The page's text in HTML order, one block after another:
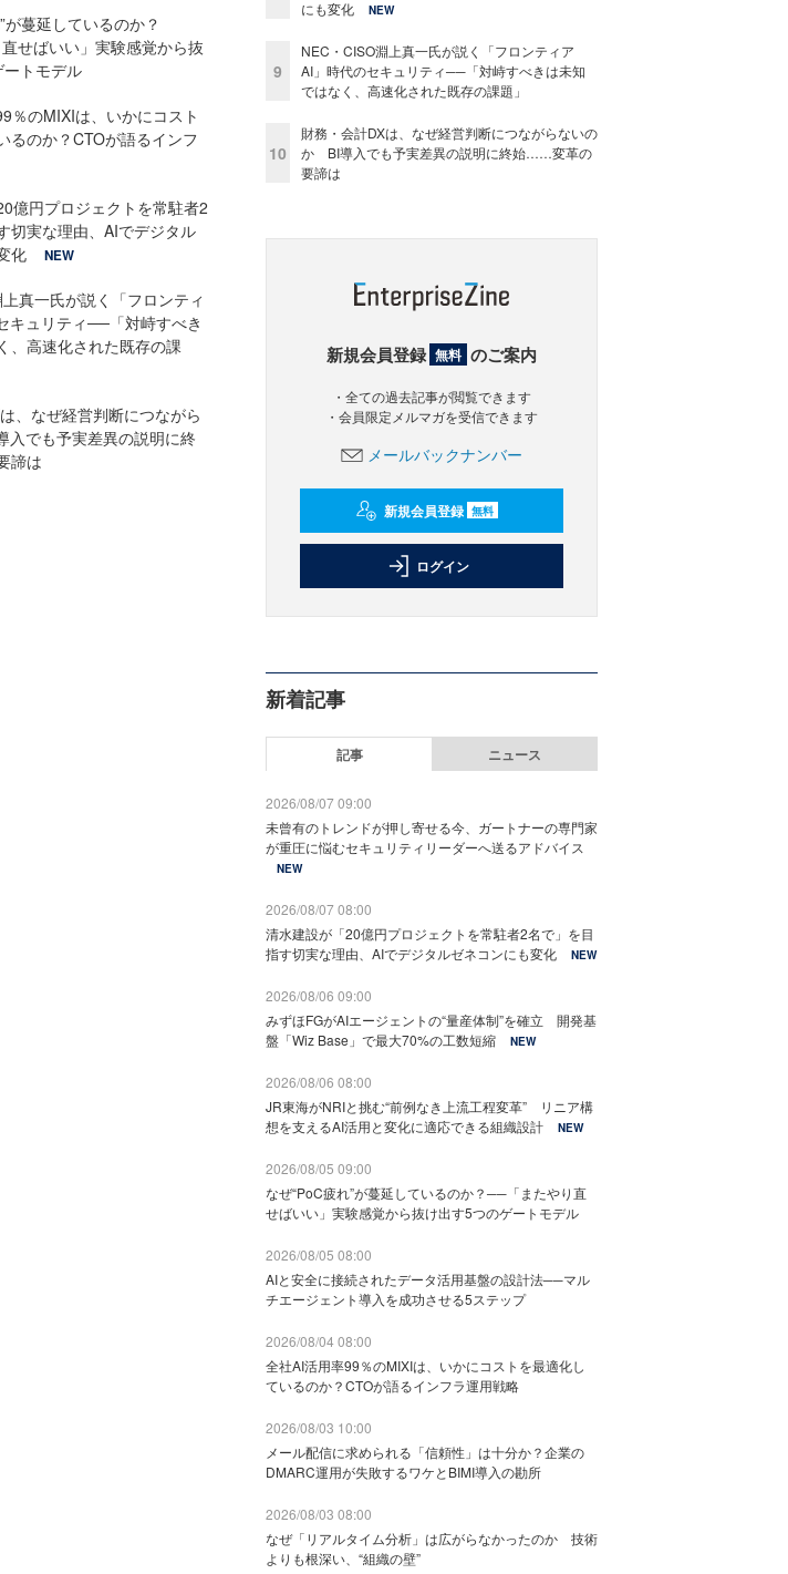
が蔓延しているのか？
せばいい」実験感覚から抜
トモデル
％のMIXIは、いかにコスト
るのか？CTOが語るインフ
億円プロジェクトを常駐者2
切実な理由、AIでデジタル
化
NEW
真一氏が説く「フロンティ
キュリティ──「対峙すべき
、高速化された既存の課
、なぜ経営判断につながら
でも予実差異の説明に終
諦は
にも変化
NEW
9
NEC・CISO淵上真一氏が説く「フロンティア
AI」時代のセキュリティ──「対峙すべきは未知
ではなく、高速化された既存の課題」
10
財務・会計DXは、なぜ経営判断につながらないの
か BI導入でも予実差異の説明に終始……変革の
要諦は
新規会員登録 無料 のご案内
・全ての過去記事が閲覧できます
・会員限定メルマガを受信できます
メールバックナンバー
新規会員登録 無料
ログイン
新着記事
記事 ニュース
2026/08/07 09:00
未曾有のトレンドが押し寄せる今、ガートナーの専門家
が重圧に悩むセキュリティリーダーへ送るアドバイス
NEW
2026/08/07 08:00
清水建設が「20億円プロジェクトを常駐者2名で」を目
指す切実な理由、AIでデジタルゼネコンにも変化
NEW
2026/08/06 09:00
みずほFGがAIエージェントの“量産体制”を確立 開発基
盤「Wiz Base」で最大70%の工数短縮
NEW
2026/08/06 08:00
JR東海がNRIと挑む“前例なき上流工程変革” リニア構
想を支えるAI活用と変化に適応できる組織設計
NEW
2026/08/05 09:00
なぜ“PoC疲れ”が蔓延しているのか？──「またやり直
せばいい」実験感覚から抜け出す5つのゲートモデル
2026/08/05 08:00
AIと安全に接続されたデータ活用基盤の設計法──マル
チエージェント導入を成功させる5ステップ
2026/08/04 08:00
全社AI活用率99％のMIXIは、いかにコストを最適化し
ているのか？CTOが語るインフラ運用戦略
2026/08/03 10:00
メール配信に求められる「信頼性」は十分か？企業の
DMARC運用が失敗するワケとBIMI導入の勘所
2026/08/03 08:00
なぜ「リアルタイム分析」は広がらなかったのか 技術
よりも根深い、“組織の壁”